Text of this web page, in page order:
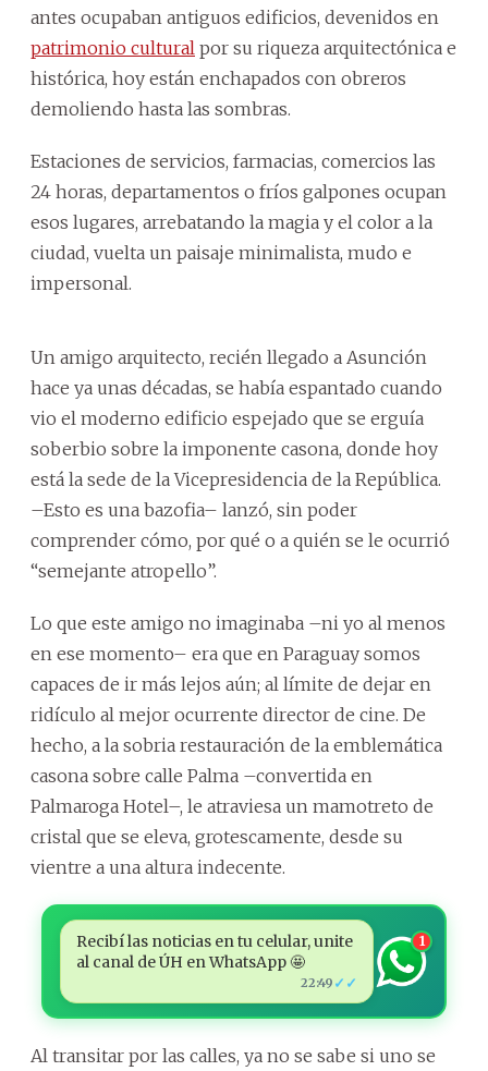
antes ocupaban antiguos edificios, devenidos en
patrimonio cultural por su riqueza arquitectónica e
histórica, hoy están enchapados con obreros
demoliendo hasta las sombras.
Estaciones de servicios, farmacias, comercios las
24 horas, departamentos o fríos galpones ocupan
esos lugares, arrebatando la magia y el color a la
ciudad, vuelta un paisaje minimalista, mudo e
impersonal.
Un amigo arquitecto, recién llegado a Asunción
hace ya unas décadas, se había espantado cuando
vio el moderno edificio espejado que se erguía
soberbio sobre la imponente casona, donde hoy
está la sede de la Vicepresidencia de la República.
–Esto es una bazofia– lanzó, sin poder
comprender cómo, por qué o a quién se le ocurrió
“semejante atropello”.
Lo que este amigo no imaginaba –ni yo al menos
en ese momento– era que en Paraguay somos
capaces de ir más lejos aún; al límite de dejar en
ridículo al mejor ocurrente director de cine. De
hecho, a la sobria restauración de la emblemática
casona sobre calle Palma –convertida en
Palmaroga Hotel–, le atraviesa un mamotreto de
cristal que se eleva, grotescamente, desde su
vientre a una altura indecente.
Recibí las noticias en tu celular, unite
al canal de ÚH en WhatsApp 🤩
22:49 ✓✓
1
Al transitar por las calles, ya no se sabe si uno se